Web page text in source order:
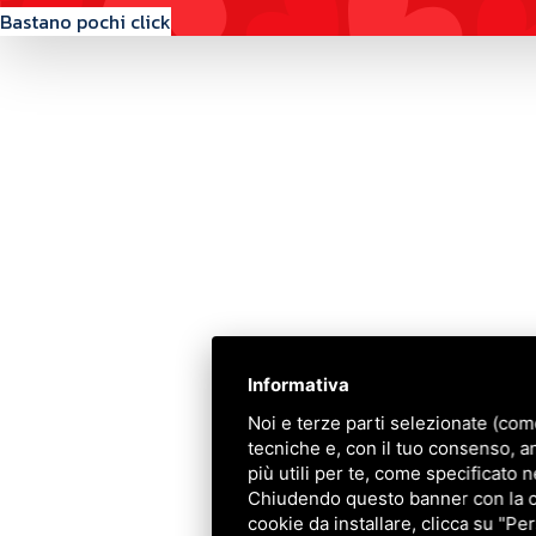
Informativa
Noi e terze parti selezionate
tecniche e, con il tuo consenso,
più utili per te, come specificato
Chiudendo questo banner con la
cookie da installare, clicca su
Bastano pochi click